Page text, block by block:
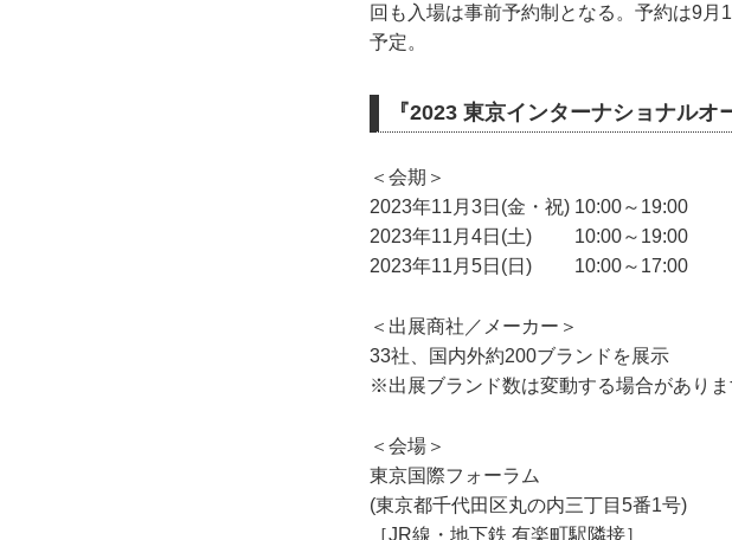
回も入場は事前予約制となる。予約は9
予定。
『2023 東京インターナショナルオ
＜会期＞
2023年11月3日(金・祝) 10:00～19:00
2023年11月4日(土) 10:00～19:00
2023年11月5日(日) 10:00～17:00
＜出展商社／メーカー＞
33社、国内外約200ブランドを展示
※出展ブランド数は変動する場合がありま
＜会場＞
東京国際フォーラム
(東京都千代田区丸の内三丁目5番1号)
［JR線・地下鉄 有楽町駅隣接］